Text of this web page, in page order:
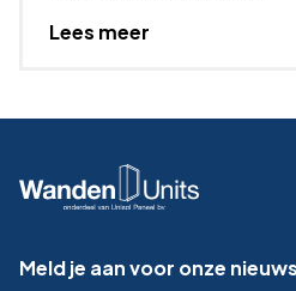
Lees meer
Meld je aan voor onze